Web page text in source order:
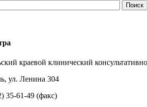
краевой клинический
ул. Ленина 304
35-61-49 (факс)